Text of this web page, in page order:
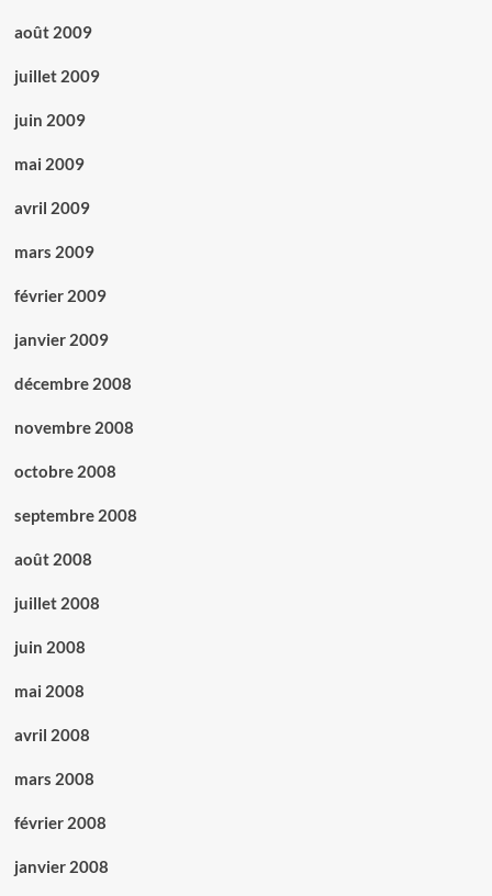
août 2009
juillet 2009
juin 2009
mai 2009
avril 2009
mars 2009
février 2009
janvier 2009
décembre 2008
novembre 2008
octobre 2008
septembre 2008
août 2008
juillet 2008
juin 2008
mai 2008
avril 2008
mars 2008
février 2008
janvier 2008